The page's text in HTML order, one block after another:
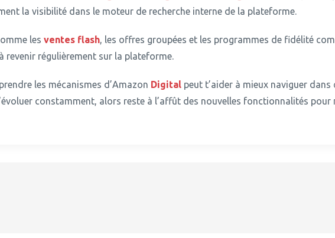
la visibilité dans le moteur de recherche interne de la plateforme.
les ventes flash, les offres groupées et les programmes de fidélité
revenir régulièrement sur la plateforme.
les mécanismes d’Amazon Digital peut t’aider à mieux naviguer dans
constamment, alors reste à l’affût des nouvelles fonctionnalités pour